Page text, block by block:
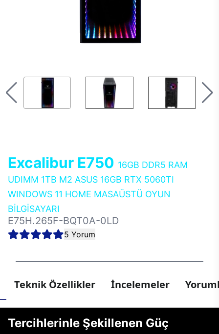
Excalibur E750 16GB DDR5 RAM
UDIMM 1TB M2 ASUS 16GB RTX 5060TI
WINDOWS 11 HOME MASAÜSTÜ OYUN
BİLGİSAYARI
E75H.265F-BQT0A-0LD
5 Yorum
Teknik Özellikler İncelemeler
Tercihlerinle Şekillenen Güç